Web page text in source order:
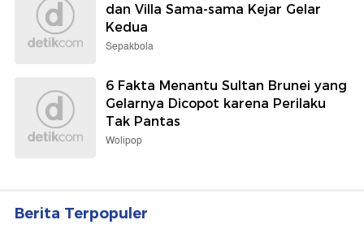
dan Villa Sama-sama Kejar Gelar
Kedua
Sepakbola
6 Fakta Menantu Sultan Brunei yang
Gelarnya Dicopot karena Perilaku
Tak Pantas
Wolipop
Berita Terpopuler